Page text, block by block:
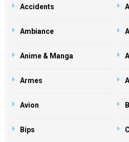
Accidents
Ambiance
Anime & Manga
Armes
Avion
Bips